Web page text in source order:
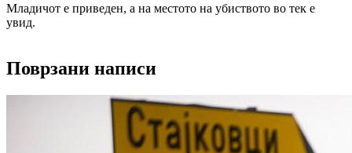
Младичот е приведен, а на местото на убиството во тек е
увид.
Поврзани написи